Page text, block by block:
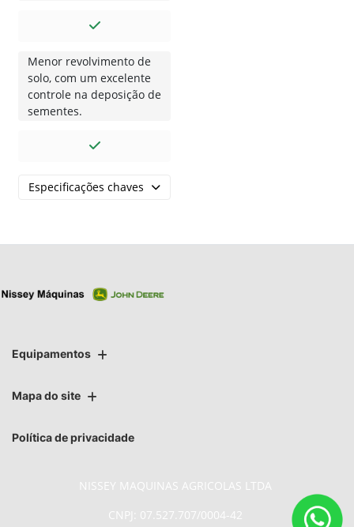
Menor revolvimento de
solo, com um excelente
controle na deposição de
sementes.
Especificações chaves
Equipamentos
Mapa do site
Política de privacidade
NISSEY MAQUINAS AGRICOLAS LTDA
CNPJ: 07.527.707/0004-42